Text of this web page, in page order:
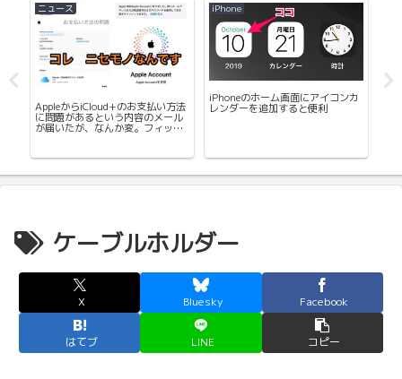
ニュース
AppleからiCloud+のお支払い方法
に問題があるという内容のメール
が届いたが、なんか変。フィッシ
iPhone
iPhoneのホーム画面にアイコンカ
レンダーを追加すると便利
ケーブルホルダー
X Bluesky Facebook
はてブ LINE コピー